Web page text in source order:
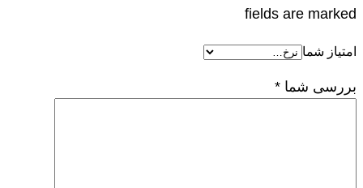
fields are marked
امتیاز شما
بررسی شما *